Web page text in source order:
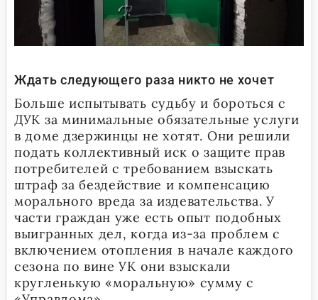
Ждать следующего раза никто не хочет
Больше испытывать судьбу и бороться с
ДУК за минимальные обязательные услуги
в доме дзержинцы не хотят. Они решили
подать коллективный иск о защите прав
потребителей с требованием взыскать
штраф за бездействие и компенсацию
морального вреда за издевательства. У
части граждан уже есть опыт подобных
выигранных дел, когда из-за проблем с
включением отопления в начале каждого
сезона по вине УК они взыскали
кругленькую «моральную» сумму с